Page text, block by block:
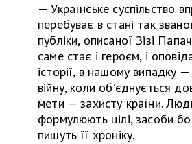
—Українське суспільство
перебуває в стані так
публіки, описаної Зізі
саме стає і героєм, і
історії, в нашому випадку —
війну, коли об’єднується
мети — захисту країни.
формулюють цілі, засоби
пишуть її хроніку.